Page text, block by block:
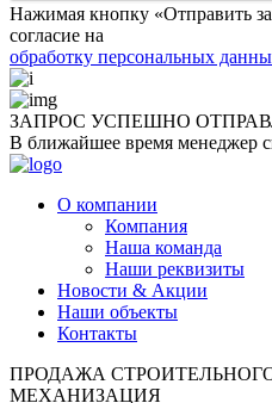
Нажимая кнопку «Отправить
согласие на
обработку персональных
ЗАПРОС УСПЕШНО
В ближайшее время менеджер
О компании
Компания
Наша команда
Наши реквизиты
Новости & Акции
Наши объекты
Контакты
ПРОДАЖА
МЕХАНИЗАЦИЯ